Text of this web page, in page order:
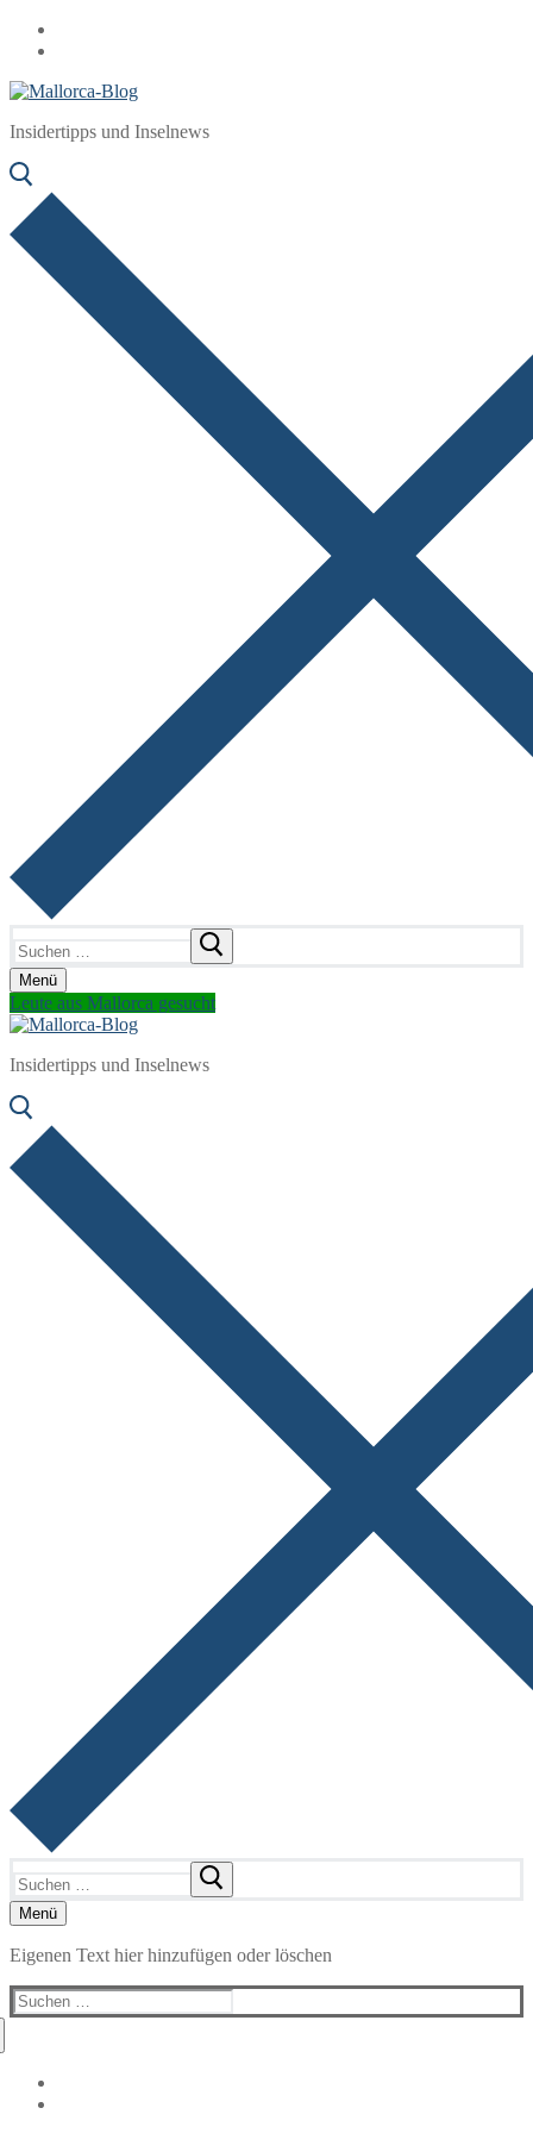
Zum
Inhalt
Menü
Schließen
Insidertipps und Inselnews
nach:
Menü
Leute aus Mallorca gesucht
Insidertipps und Inselnews
nach:
Menü
Eigenen Text hier hinzufügen oder löschen
Suchen
nach: